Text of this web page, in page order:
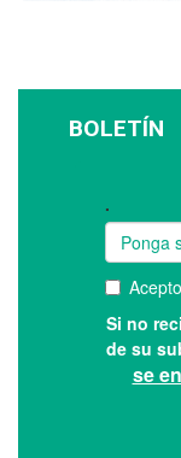
BOLETÍN